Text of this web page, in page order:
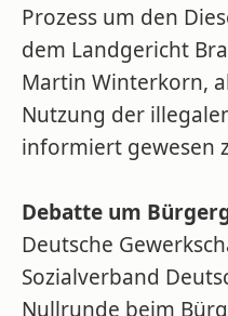
Prozess um den
dem Landgericht
Martin Winterkorn,
Nutzung der
informiert gewesen
Debatte um
Deutsche
Sozialverband
Nullrunde beim